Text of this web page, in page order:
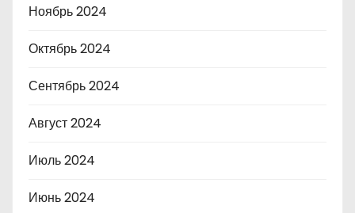
Ноябрь 2024
Октябрь 2024
Сентябрь 2024
Август 2024
Июль 2024
Июнь 2024